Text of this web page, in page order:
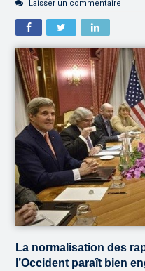
Laisser un commentaire
La normalisation des
l’Occident paraît bien